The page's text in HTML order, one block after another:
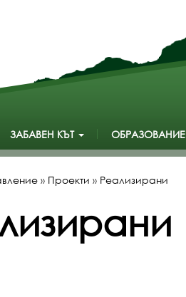
ЗАБАВЕН КЪТ ОБРАЗОВАНИЕ
» Проекти » Реализирани